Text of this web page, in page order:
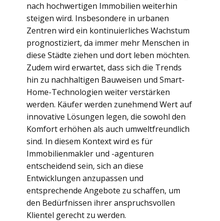
nach hochwertigen Immobilien weiterhin
steigen wird. Insbesondere in urbanen
Zentren wird ein kontinuierliches Wachstum
prognostiziert, da immer mehr Menschen in
diese Städte ziehen und dort leben möchten.
Zudem wird erwartet, dass sich die Trends
hin zu nachhaltigen Bauweisen und Smart-
Home-Technologien weiter verstärken
werden. Käufer werden zunehmend Wert auf
innovative Lösungen legen, die sowohl den
Komfort erhöhen als auch umweltfreundlich
sind. In diesem Kontext wird es für
Immobilienmakler und -agenturen
entscheidend sein, sich an diese
Entwicklungen anzupassen und
entsprechende Angebote zu schaffen, um
den Bedürfnissen ihrer anspruchsvollen
Klientel gerecht zu werden.